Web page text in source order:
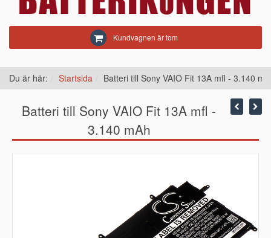
Kundvagnen är tom
Du är här: Startsida Batteri till Sony VAIO Fit 13A mfl - 3.140
Batteri till Sony VAIO Fit 13A mfl -
3.140 mAh